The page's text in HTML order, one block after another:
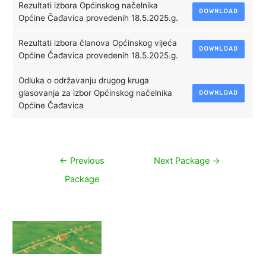
Rezultati izbora Općinskog načelnika
Općine Čađavica provedenih 18.5.2025.g.
DOWNLOAD
Rezultati izbora članova Općinskog vijeća
Općine Čađavica provedenih 18.5.2025.g.
DOWNLOAD
Odluka o održavanju drugog kruga
glasovanja za izbor Općinskog načelnika
Općine Čađavica
DOWNLOAD
Navigacija
← Previous
Package
Next Package →